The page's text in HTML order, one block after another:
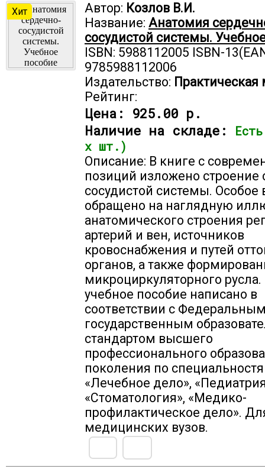
Хит Автор: Козлов В.И.
Название: Анатомия
сосудистой системы.
ISBN: 5988112005 ISBN-
9785988112006
Издательство:
Рейтинг:
Цена: 925.00 р.
Наличие на складе:
х шт.)
Описание: В книге с
позиций изложено строение
сосудистой системы.
обращено на наглядную
анатомического строения
артерий и вен, источников
кровоснабжения и путей
органов, а также
микроциркуляторного
учебное пособие написано в
соответствии с
государственным
стандартом высшего
профессионального
поколения по
«Лечебное дело»,
«Стоматология», «Медико-
профилактическое дело».
медицинских вузов.